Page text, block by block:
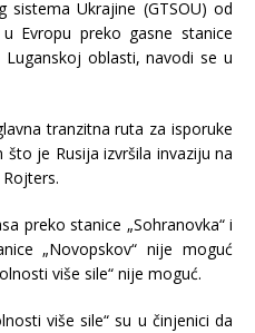
Ukrajine (GTSOU) od
Evropu preko gasne stanice
Luganskoj oblasti, navodi se u
tranzitna ruta za isporuke
je Rusija izvršila invaziju na
preko stanice „Sohranovka“ i
„Novopskov“ nije moguć
više sile“ nije moguć.
više sile“ su u činjenici da